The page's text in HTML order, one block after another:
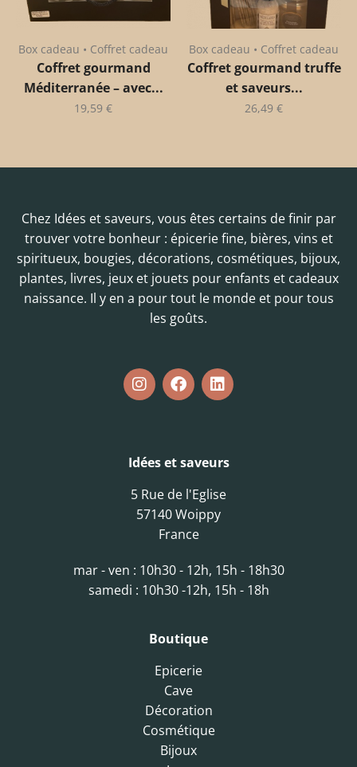
Box cadeau • Coffret cadeau
Coffret gourmand
Méditerranée – avec...
19,59 €
Box cadeau • Coffret cadeau
Coffret gourmand truffe
et saveurs...
26,49 €
Chez Idées et saveurs, vous êtes certains de finir par
trouver votre bonheur : épicerie fine, bières, vins et
spiritueux, bougies, décorations, cosmétiques, bijoux,
plantes, livres, jeux et jouets pour enfants et cadeaux
naissance. Il y en a pour tout le monde et pour tous
les goûts.
Idées et saveurs
5 Rue de l'Eglise
57140 Woippy
France
mar - ven : 10h30 - 12h, 15h - 18h30
samedi : 10h30 -12h, 15h - 18h
Boutique
Epicerie
Cave
Décoration
Cosmétique
Bijoux